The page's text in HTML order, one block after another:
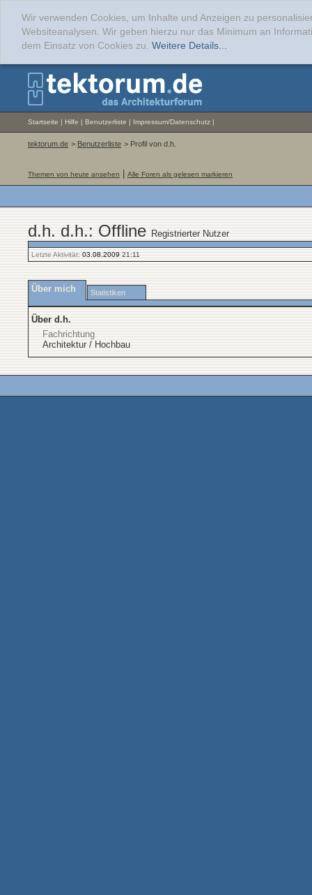
Wir verwenden Cookies, um Inhalte und Anzeigen zu
Websiteanalysen. Wir geben hierzu nur das Minimum an
dem Einsatz von Cookies zu. Weitere Details...
Startseite | Hilfe | Benutzerliste | Impressum/Datenschutz |
tektorum.de > Benutzerliste > Profil von d.h.
Themen von heute ansehen Alle Foren als gelesen markieren
d.h. d.h.: Offline Registrierter Nutzer
Letzte Aktivität: 03.08.2009 21:11
Über mich Statistiken
Über d.h.
Fachrichtung
Architektur / Hochbau